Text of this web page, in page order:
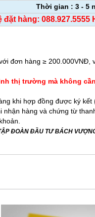
Thời gian : 3 - 5
đặt hàng: 088.927.5555
8% thuế VAT
đơn hàng ≥
thị trường mà không
khi hợp đồng được ký kết
hàng và chứng từ
ĐOÀN ĐẦU TƯ BÁCH